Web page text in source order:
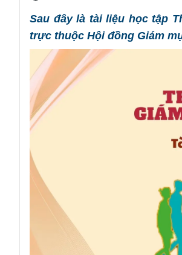
Sau đây là tài liệu học tập
trực thuộc Hội đồng Giám